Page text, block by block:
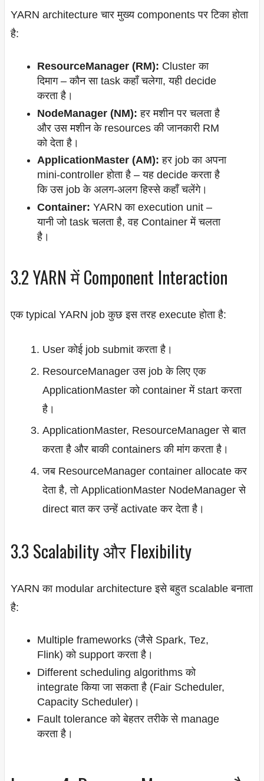
YARN architecture चार मुख्य components पर टिका होता
है:
ResourceManager (RM): Cluster का
दिमाग – कौन सा task कहाँ चलेगा, यही decide
करता है।
NodeManager (NM): हर मशीन पर चलता है
और उस मशीन के resources की जानकारी RM
को देता है।
ApplicationMaster (AM): हर job का अपना
mini-controller होता है – यह decide करता है
कि उस job के अलग-अलग हिस्से कहाँ चलेंगे।
Container: YARN का execution unit –
यानी जो task चलता है, वह Container में चलता
है।
3.2 YARN में Component Interaction
एक typical YARN job कुछ इस तरह execute होता है:
User कोई job submit करता है।
ResourceManager उस job के लिए एक
ApplicationMaster को container में start करता
है।
ApplicationMaster, ResourceManager से बात
करता है और बाकी containers की मांग करता है।
जब ResourceManager container allocate कर
देता है, तो ApplicationMaster NodeManager से
direct बात कर उन्हें activate कर देता है।
3.3 Scalability और Flexibility
YARN का modular architecture इसे बहुत scalable बनाता
है:
Multiple frameworks (जैसे Spark, Tez,
Flink) को support करता है।
Different scheduling algorithms को
integrate किया जा सकता है (Fair Scheduler,
Capacity Scheduler)।
Fault tolerance को बेहतर तरीके से manage
करता है।